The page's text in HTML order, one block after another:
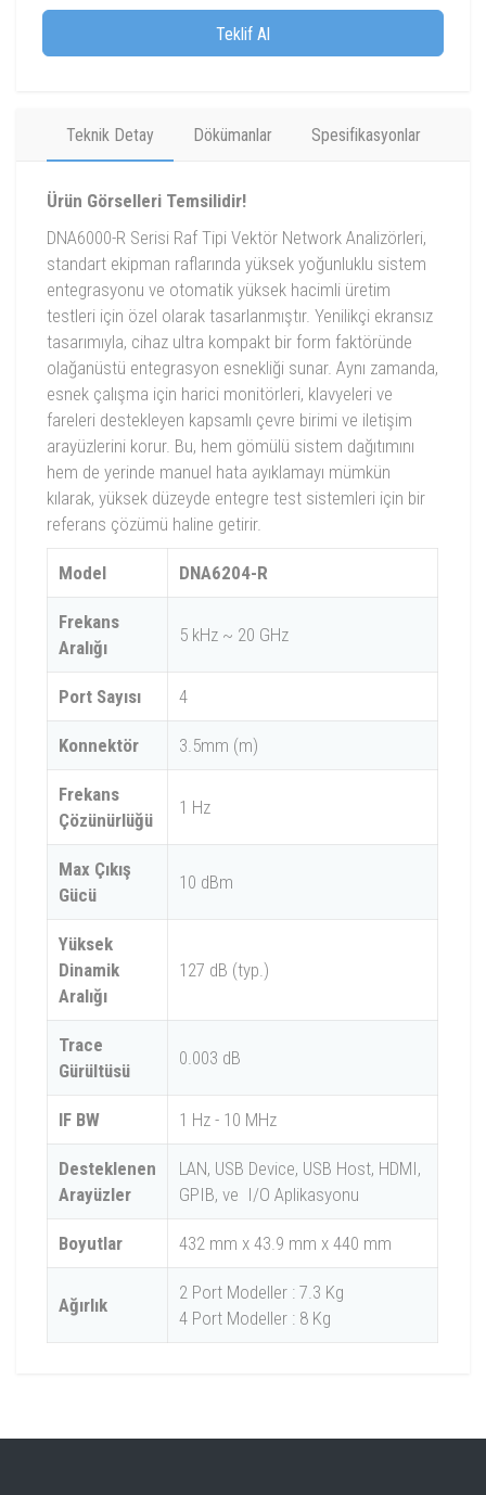
Teklif Al
Teknik Detay Dökümanlar Spesifikasyonlar
Ürün Görselleri Temsilidir!
DNA6000-R Serisi Raf Tipi Vektör Network Analizörleri,
standart ekipman raflarında yüksek yoğunluklu sistem
entegrasyonu ve otomatik yüksek hacimli üretim
testleri için özel olarak tasarlanmıştır. Yenilikçi ekransız
tasarımıyla, cihaz ultra kompakt bir form faktöründe
olağanüstü entegrasyon esnekliği sunar. Aynı zamanda,
esnek çalışma için harici monitörleri, klavyeleri ve
fareleri destekleyen kapsamlı çevre birimi ve iletişim
arayüzlerini korur. Bu, hem gömülü sistem dağıtımını
hem de yerinde manuel hata ayıklamayı mümkün
kılarak, yüksek düzeyde entegre test sistemleri için bir
referans çözümü haline getirir.
Model DNA6204-R
Frekans
Aralığı
5 kHz ~ 20 GHz
Port Sayısı 4
Konnektör 3.5mm (m)
Frekans
Çözünürlüğü
1 Hz
Max Çıkış
Gücü
10 dBm
Yüksek
Dinamik
Aralığı
127 dB (typ.)
Trace
Gürültüsü
0.003 dB
IF BW 1 Hz - 10 MHz
Desteklenen
Arayüzler
LAN, USB Device, USB Host, HDMI,
GPIB, ve I/O Aplikasyonu
Boyutlar 432 mm x 43.9 mm x 440 mm
Ağırlık
2 Port Modeller : 7.3 Kg
4 Port Modeller : 8 Kg
Port